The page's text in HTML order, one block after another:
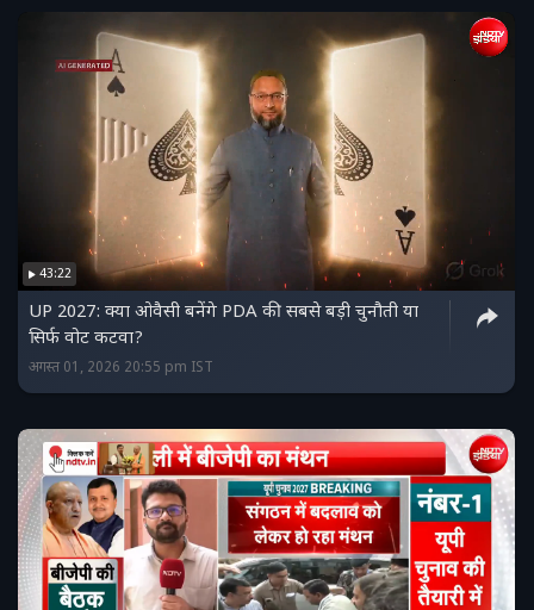
43:22
UP 2027: क्या ओवैसी बनेंगे PDA की सबसे बड़ी चुनौती या
सिर्फ वोट कटवा?
अगस्त 01, 2026 20:55 pm IST